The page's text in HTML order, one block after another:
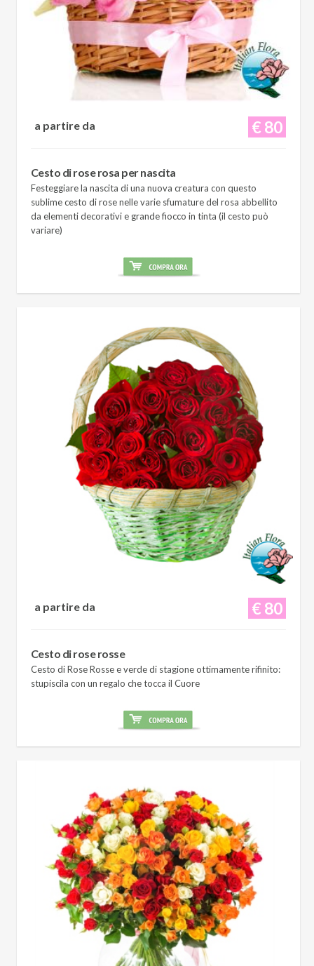
€ 80
a partire da
Cesto di rose rosa per nascita
Festeggiare la nascita di una nuova creatura con questo
sublime cesto di rose nelle varie sfumature del rosa abbellito
da elementi decorativi e grande fiocco in tinta (il cesto può
variare)
€ 80
a partire da
Cesto di rose rosse
Cesto di Rose Rosse e verde di stagione ottimamente rifinito:
stupiscila con un regalo che tocca il Cuore